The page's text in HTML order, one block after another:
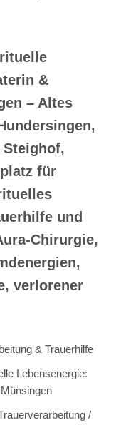
&
– Altes
für
und
Chirurgie,
verlorener
& Trauerhilfe
Lebensenergie:
/